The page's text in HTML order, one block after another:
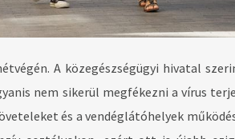
A közegészségügyi hivatal
nem sikerül megfékezni a vírus
és a vendéglátóhelyek